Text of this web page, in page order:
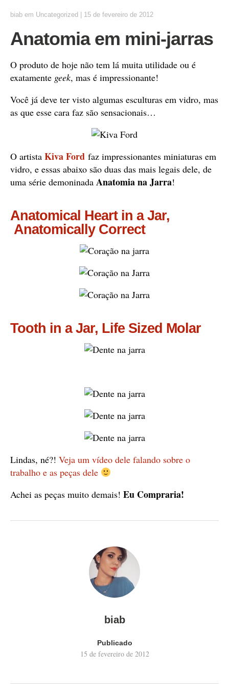
biab em Uncategorized 15 de fevereiro de 2012
Anatomia em mini-jarras
O produto de hoje não tem lá muita utilidade ou é
exatamente geek, mas é impressionante!
Você já deve ter visto algumas esculturas em vidro, mas
as que esse cara faz são sensacionais…
O artista Kiva Ford faz impressionantes miniaturas em
vidro, e essas abaixo são duas das mais legais dele, de
uma série demoninada Anatomia na Jarra!
Anatomical Heart in a Jar,
Anatomically Correct
Tooth in a Jar, Life Sized Molar
Lindas, né?! Veja um vídeo dele falando sobre o
trabalho e as peças dele
Achei as peças muito demais! Eu Compraria!
biab
Publicado
15 de fevereiro de 2012